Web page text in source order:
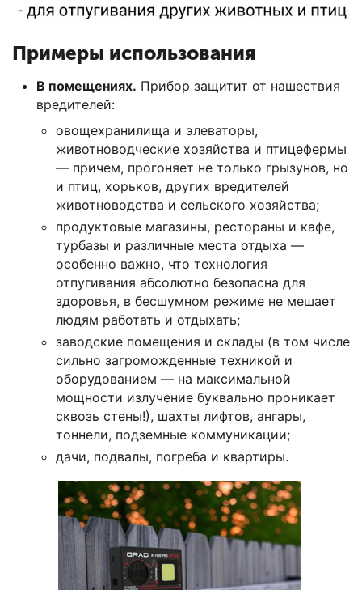
Примеры использования
В помещениях. Прибор защитит от нашествия
вредителей:
овощехранилища и элеваторы,
животноводческие хозяйства и птицефермы
— причем, прогоняет не только грызунов, но
и птиц, хорьков, других вредителей
животноводства и сельского хозяйства;
продуктовые магазины, рестораны и кафе,
турбазы и различные места отдыха —
особенно важно, что технология
отпугивания абсолютно безопасна для
здоровья, в бесшумном режиме не мешает
людям работать и отдыхать;
заводские помещения и склады (в том числе
сильно загроможденные техникой и
оборудованием — на максимальной
мощности излучение буквально проникает
сквозь стены!), шахты лифтов, ангары,
тоннели, подземные коммуникации;
дачи, подвалы, погреба и квартиры.